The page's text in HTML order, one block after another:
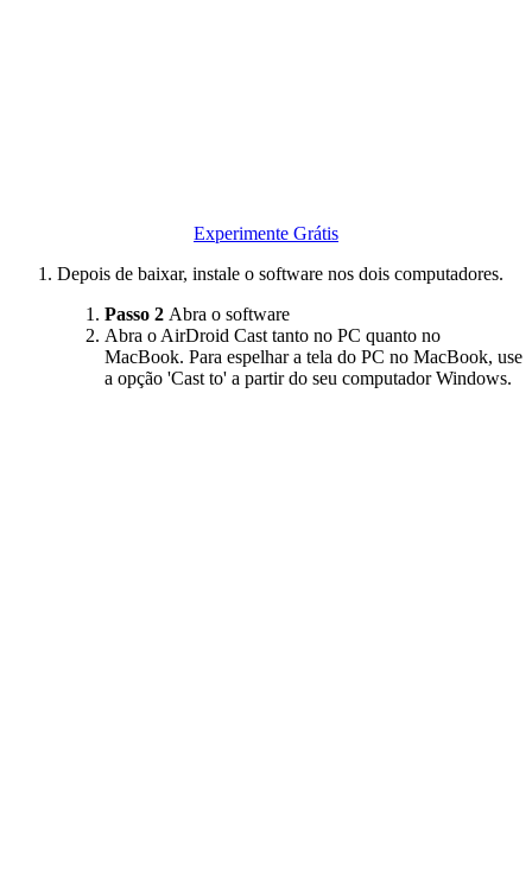
Experimente Grátis
Depois de baixar, instale o software nos dois computadores.
Passo 2 Abra o software
Abra o AirDroid Cast tanto no PC quanto no
MacBook. Para espelhar a tela do PC no MacBook, use
a opção 'Cast to' a partir do seu computador Windows.